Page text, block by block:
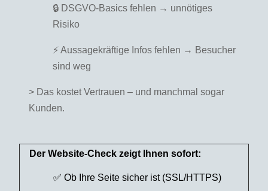
🔒 DSGVO-Basics fehlen → unnötiges
Risiko
⚡ Aussagekräftige Infos fehlen → Besucher
sind weg
> Das kostet Vertrauen – und manchmal sogar
Kunden.
Der Website-Check zeigt Ihnen sofort:
✅ Ob Ihre Seite sicher ist (SSL/HTTPS)